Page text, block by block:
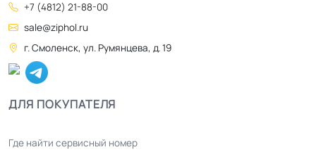
+7 (4812) 21-88-00
sale@ziphol.ru
г. Смоленск, ул. Румянцева, д. 19
ДЛЯ ПОКУПАТЕЛЯ
Где найти сервисный номер